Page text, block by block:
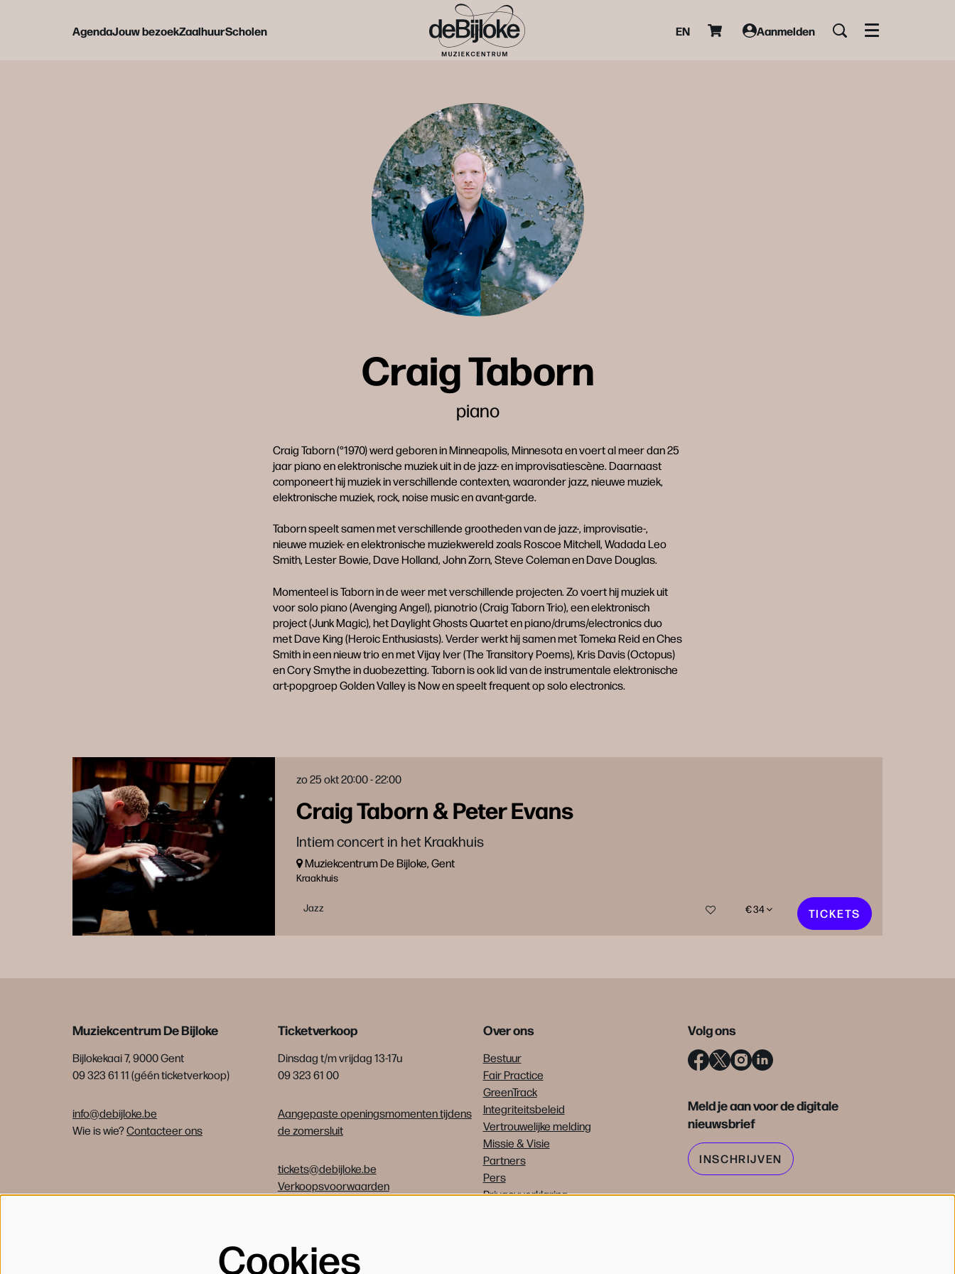
AgendaJouw bezoekZaalhuurScholen EN Aanmelden Menu
Craig Taborn
piano
Craig Taborn (°1970) werd geboren in Minneapolis, Minnesota en voert al meer dan 25
jaar piano en elektronische muziek uit in de jazz- en improvisatiescène. Daarnaast
componeert hij muziek in verschillende contexten, waaronder jazz, nieuwe muziek,
elektronische muziek, rock, noise music en avant-garde.
Taborn speelt samen met verschillende grootheden van de jazz-, improvisatie-,
nieuwe muziek- en elektronische muziekwereld zoals Roscoe Mitchell, Wadada Leo
Smith, Lester Bowie, Dave Holland, John Zorn, Steve Coleman en Dave Douglas.
Momenteel is Taborn in de weer met verschillende projecten. Zo voert hij muziek uit
voor solo piano (Avenging Angel), pianotrio (Craig Taborn Trio), een elektronisch
project (Junk Magic), het Daylight Ghosts Quartet en piano/drums/electronics duo
met Dave King (Heroic Enthusiasts). Verder werkt hij samen met Tomeka Reid en Ches
Smith in een nieuw trio en met Vijay Iver (The Transitory Poems), Kris Davis (Octopus)
en Cory Smythe in duobezetting. Taborn is ook lid van de instrumentale elektronische
art-popgroep Golden Valley is Now en speelt frequent op solo electronics.
Craig Taborn & Peter Evans
Intiem concert in het Kraakhuis
zo 25 okt20:00 - 22:00
Muziekcentrum De Bijloke, Gent
Kraakhuis
Jazz € 34 TICKETS
Muziekcentrum De Bijloke
Bijlokekaai 7, 9000 Gent
09 323 61 11 (géén ticketverkoop)
info@debijloke.be
Wie is wie?Contacteer ons
Ticketverkoop
Dinsdag t/m vrijdag 13-17u
09 323 61 00
Aangepaste openingsmomenten tijdens
de zomersluit
tickets@debijloke.be
Verkoopsvoorwaarden
Over ons
Bestuur
Fair Practice
GreenTrack
Integriteitsbeleid
Vertrouwelijke melding
Missie & Visie
Partners
Pers
Privacyverklaring
Volg ons
Meld je aan voor de digitale
nieuwsbrief
INSCHRIJVEN
Cookies